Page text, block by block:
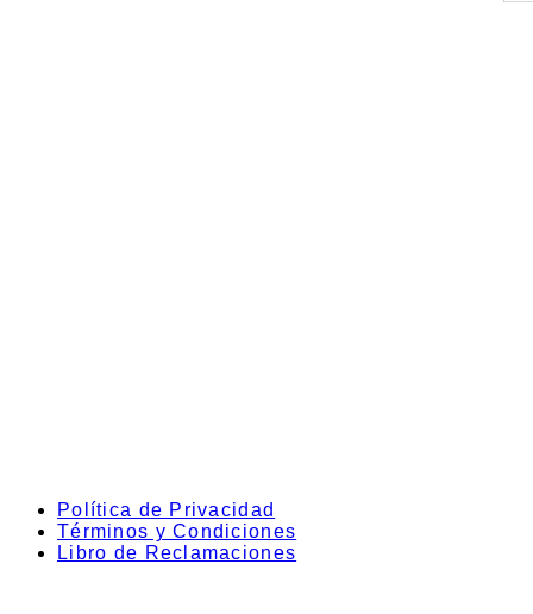
Política de Privacidad
Términos y Condiciones
Libro de Reclamaciones